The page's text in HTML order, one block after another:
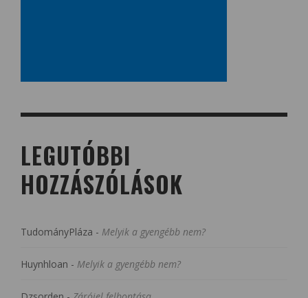
LEGUTÓBBI
HOZZÁSZÓLÁSOK
TudományPláza - Melyik a gyengébb nem?
Huynhloan - Melyik a gyengébb nem?